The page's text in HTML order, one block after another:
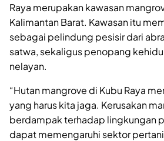
Raya merupakan kawasan
Kalimantan Barat. Kawasan itu
sebagai pelindung pesisir dari
satwa, sekaligus penopang
nelayan.
“Hutan mangrove di Kubu Raya
yang harus kita jaga. Kerusakan
berdampak terhadap lingkungan
dapat memengaruhi sektor